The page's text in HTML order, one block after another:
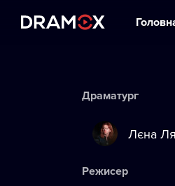
Драматург
Лєна
Режисер